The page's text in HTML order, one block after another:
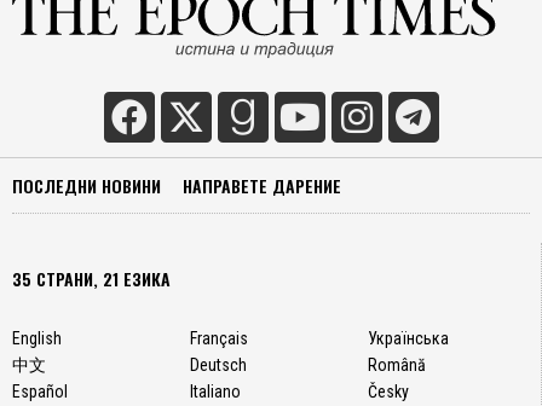
ПОСЛЕДНИ НОВИНИ НАПРАВЕТЕ ДАРЕНИЕ
35 СТРАНИ, 21 ЕЗИКА
English
中文
Español
Français
Deutsch
Italiano
Українська
Română
Česky